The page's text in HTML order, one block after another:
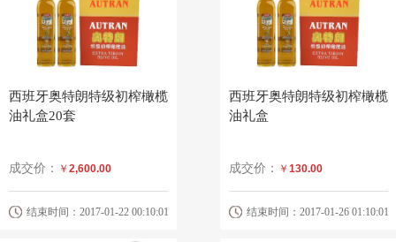
西班牙奥特朗特级初榨橄榄
油礼盒20套
成交价： ￥ 2,600.00
结束时间：2017-01-22 00:10:01
西班牙奥特朗特级初榨橄榄
油礼盒
成交价： ￥ 130.00
结束时间：2017-01-26 01:10:01